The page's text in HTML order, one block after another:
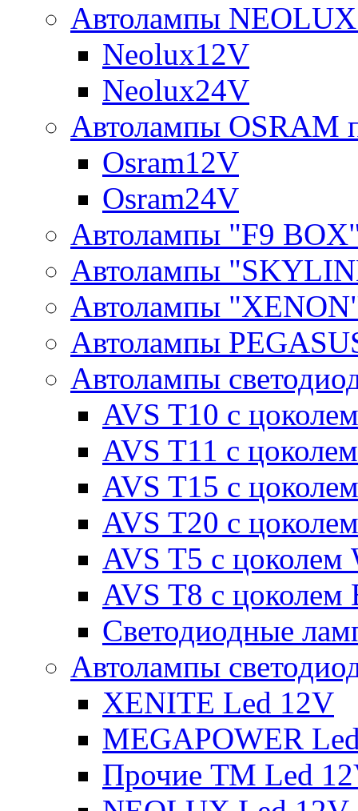
Автолампы
Neolux12V
Neolux24V
Автолампы OSRAM
Osram12V
Osram24V
Автолампы "F9
Автолампы
Автолампы
Автолампы
Автолампы
AVS T10 с
AVS T11 с
AVS T15 с
AVS T20 с
AVS T5 с цоколем
AVS T8 с цоколем
Светодиодные
Автолампы
XENITE Led 12V
MEGAPOWER
Прочие ТМ Led